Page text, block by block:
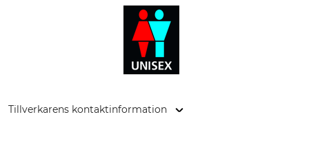
Tillverkarens kontaktinformation